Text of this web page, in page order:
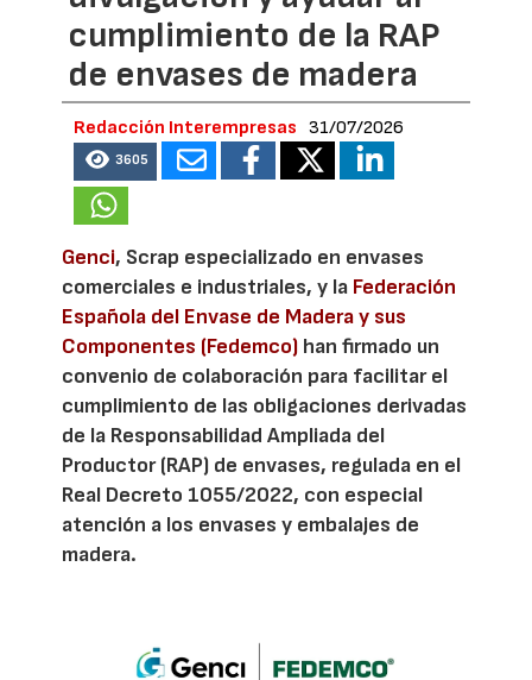
cumplimiento de la RAP
de envases de madera
Redacción Interempresas 31/07/2026
3605
Genci, Scrap especializado en envases
comerciales e industriales, y la Federación
Española del Envase de Madera y sus
Componentes (Fedemco) han firmado un
convenio de colaboración para facilitar el
cumplimiento de las obligaciones derivadas
de la Responsabilidad Ampliada del
Productor (RAP) de envases, regulada en el
Real Decreto 1055/2022, con especial
atención a los envases y embalajes de
madera.